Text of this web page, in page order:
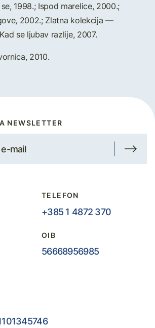
1998.; Ispod marelice, 2000.;
2002.; Zlatna kolekcija —
se ljubav razlije, 2007.
2010.
NEWSLETTER
TELEFON
+385 1 4872 370
OIB
56668956985